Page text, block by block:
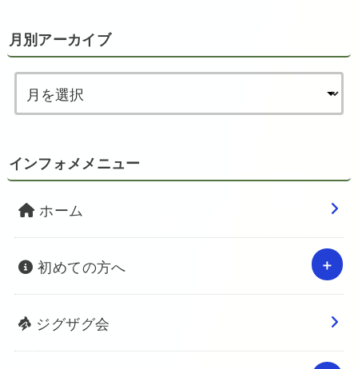
月別アーカイブ
インフォメメニュー
ホーム
初めての方へ
ジグザグ会